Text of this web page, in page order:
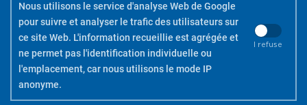
Nous utilisons le service d'analyse Web de Google
pour suivre et analyser le trafic des utilisateurs sur
ce site Web. L'information recueillie est agrégée et
ne permet pas l'identification individuelle ou
l'emplacement, car nous utilisons le mode IP
anonyme.
I refuse